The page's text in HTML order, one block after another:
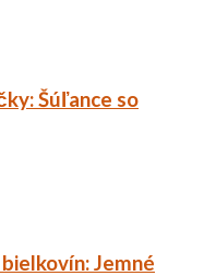
Šúľance so
Jemné